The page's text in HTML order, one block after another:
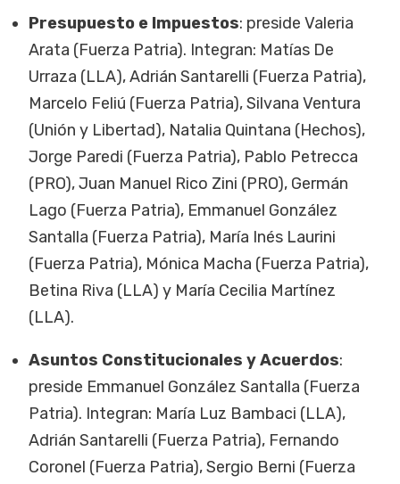
Presupuesto e Impuestos: preside Valeria
Arata (Fuerza Patria). Integran: Matías De
Urraza (LLA), Adrián Santarelli (Fuerza Patria),
Marcelo Feliú (Fuerza Patria), Silvana Ventura
(Unión y Libertad), Natalia Quintana (Hechos),
Jorge Paredi (Fuerza Patria), Pablo Petrecca
(PRO), Juan Manuel Rico Zini (PRO), Germán
Lago (Fuerza Patria), Emmanuel González
Santalla (Fuerza Patria), María Inés Laurini
(Fuerza Patria), Mónica Macha (Fuerza Patria),
Betina Riva (LLA) y María Cecilia Martínez
(LLA).
Asuntos Constitucionales y Acuerdos:
preside Emmanuel González Santalla (Fuerza
Patria). Integran: María Luz Bambaci (LLA),
Adrián Santarelli (Fuerza Patria), Fernando
Coronel (Fuerza Patria), Sergio Berni (Fuerza